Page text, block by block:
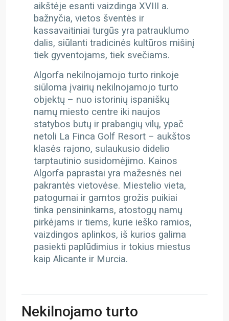
aikštėje esanti vaizdinga XVIII a.
bažnyčia, vietos šventės ir
kassavaitiniai turgūs yra patrauklumo
dalis, siūlanti tradicinės kultūros mišinį
tiek gyventojams, tiek svečiams.
Algorfa nekilnojamojo turto rinkoje
siūloma įvairių nekilnojamojo turto
objektų – nuo istorinių ispaniškų
namų miesto centre iki naujos
statybos butų ir prabangių vilų, ypač
netoli La Finca Golf Resort – aukštos
klasės rajono, sulaukusio didelio
tarptautinio susidomėjimo. Kainos
Algorfa paprastai yra mažesnės nei
pakrantės vietovėse. Miestelio vieta,
patogumai ir gamtos grožis puikiai
tinka pensininkams, atostogų namų
pirkėjams ir tiems, kurie ieško ramios,
vaizdingos aplinkos, iš kurios galima
pasiekti paplūdimius ir tokius miestus
kaip Alicante ir Murcia.
Nekilnojamo turto